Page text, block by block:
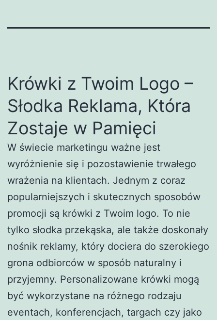
Krówki z Twoim Logo –
Słodka Reklama, Która
Zostaje w Pamięci
W świecie marketingu ważne jest
wyróżnienie się i pozostawienie trwałego
wrażenia na klientach. Jednym z coraz
popularniejszych i skutecznych sposobów
promocji są krówki z Twoim logo. To nie
tylko słodka przekąska, ale także doskonały
nośnik reklamy, który dociera do szerokiego
grona odbiorców w sposób naturalny i
przyjemny. Personalizowane krówki mogą
być wykorzystane na różnego rodzaju
eventach, konferencjach, targach czy jako